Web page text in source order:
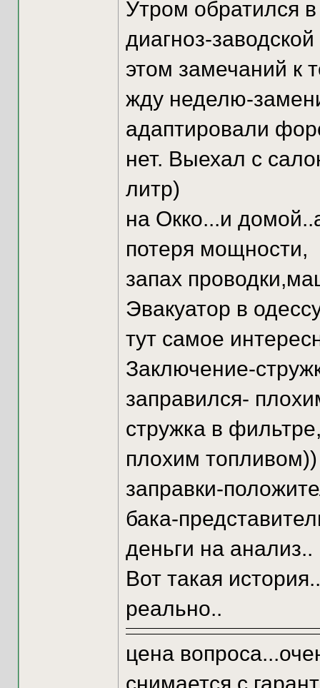
Утром обратился
диагноз-
этом замечаний к
жду неделю-
адаптировали
нет. Выехал с
литр)
на Окко...и
потеря мощности,
запах
Эвакуатор в
тут самое
Заключение-
заправился-
стружка в
плохим
заправки-
бака-
деньги на анализ..
Вот такая
реально..
цена